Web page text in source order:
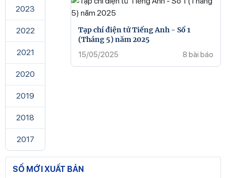
2023
2022
2021
2020
2019
2018
2017
Tạp chí điện tử Tiếng Anh - Số 1
(Tháng 5) năm 2025
15/05/2025
8 bài báo
SỐ MỚI XUẤT BẢN